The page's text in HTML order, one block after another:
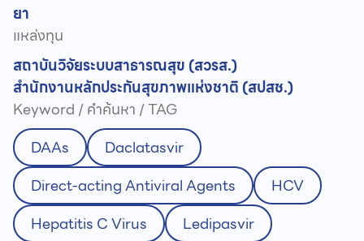
ยา
แหล่งทุน
สถาบันวิจัยระบบสาธารณสุข (สวรส.)
สำนักงานหลักประกันสุขภาพแห่งชาติ (สปสช.)
Keyword / คำค้นหา / TAG
DAAs
Daclatasvir
Direct-acting Antiviral Agents
HCV
Hepatitis C Virus
Ledipasvir